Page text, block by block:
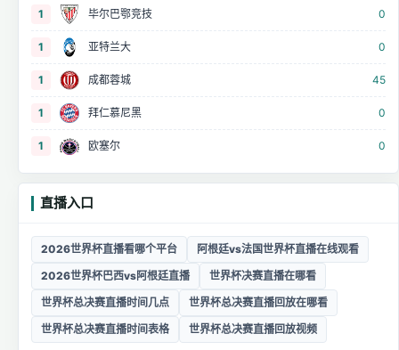
1 毕尔巴鄂竞技 0
1 亚特兰大 0
1 成都蓉城 45
1 拜仁慕尼黑 0
1 欧塞尔 0
直播入口
2026世界杯直播看哪个平台
阿根廷vs法国世界杯直播在线观看
2026世界杯巴西vs阿根廷直播
世界杯决赛直播在哪看
世界杯总决赛直播时间几点
世界杯总决赛直播回放在哪看
世界杯总决赛直播时间表格
世界杯总决赛直播回放视频